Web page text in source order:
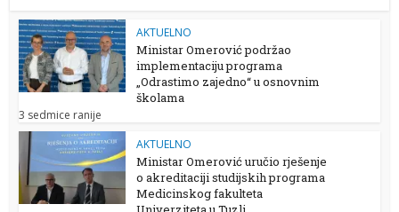
AKTUELNO
Ministar Omerović podržao
implementaciju programa
„Odrastimo zajedno“ u osnovnim
školama
3 sedmice ranije
AKTUELNO
Ministar Omerović uručio rješenje
o akreditaciji studijskih programa
Medicinskog fakulteta